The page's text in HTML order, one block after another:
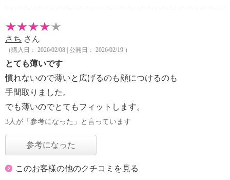
さち さん
（購入日： 2026/02/08 | 公開日： 2026/02/19 ）
とても薄いです
慣れないので薄いと広げるのも顔につけるのも
手間取りました。
でも薄いのでとてもフィットします。
3人が「参考になった」と言っています
参考になった
このお客様の他のクチコミを見る